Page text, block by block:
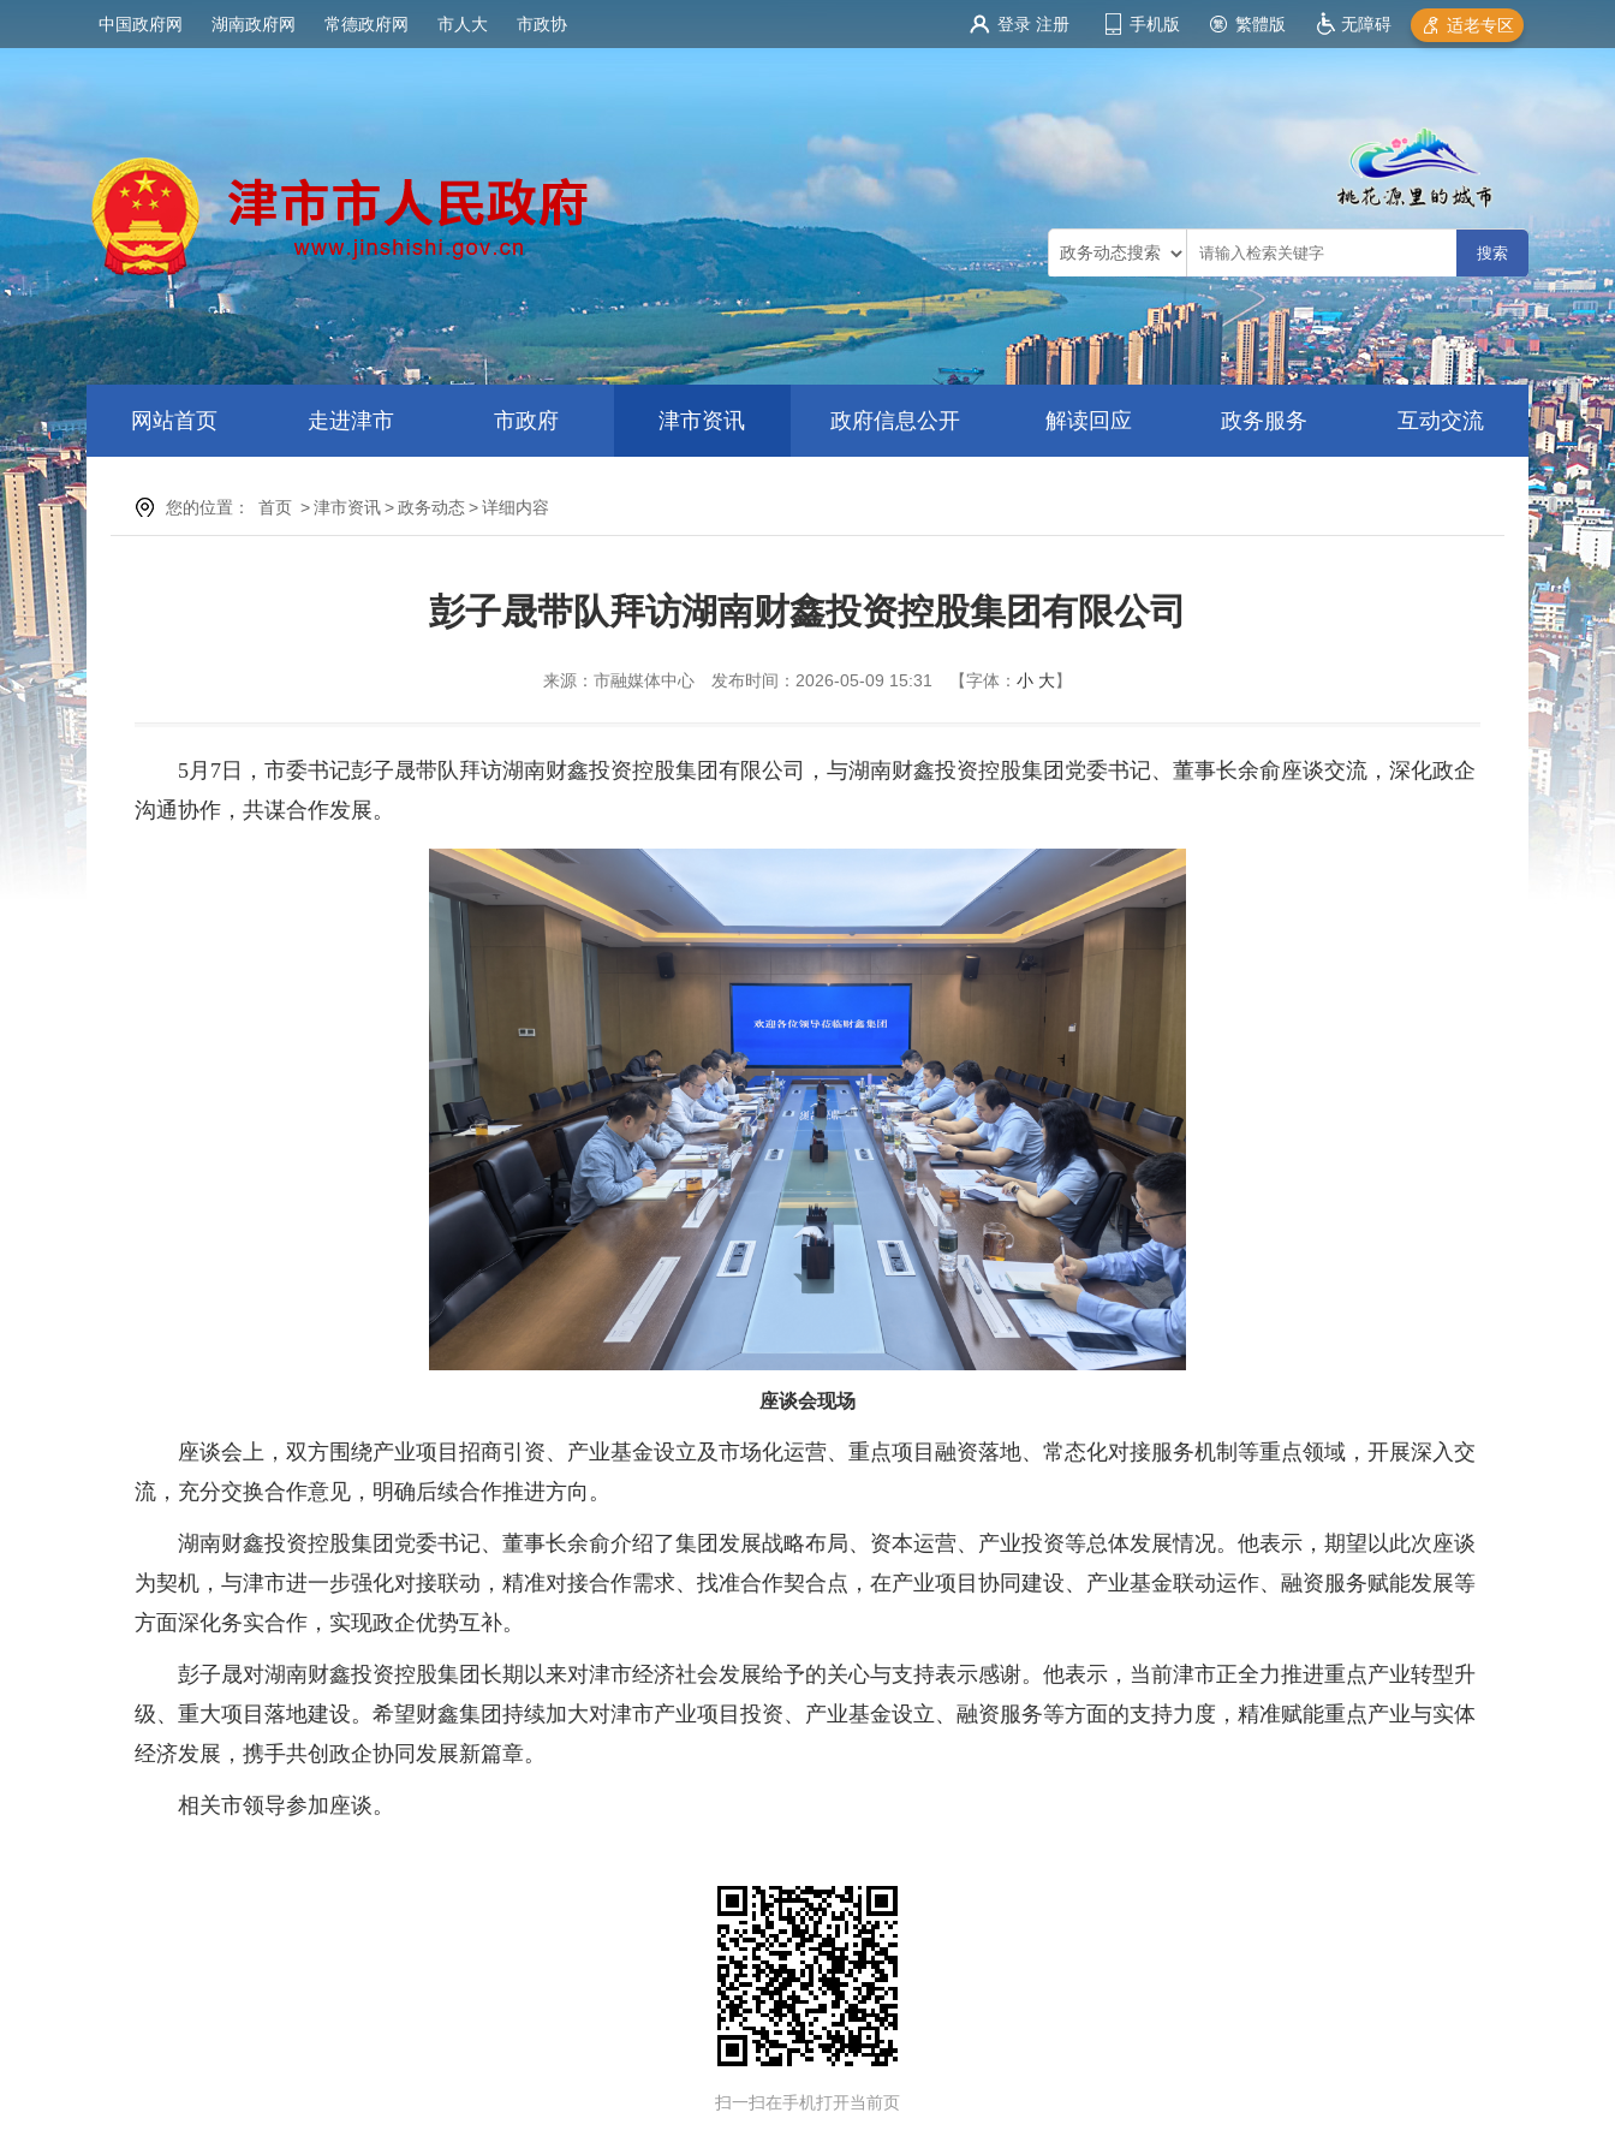
中国政府网 湖南政府网 常德政府网 市人大 市政协 登录 注册 手机版 繁體版 无障碍 适老专区
网站首页 走进津市 市政府 津市资讯 政府信息公开 解读回应 政务服务 互动交流
您的位置： 首页 >津市资讯>政务动态>详细内容
彭子晟带队拜访湖南财鑫投资控股集团有限公司
来源：市融媒体中心 发布时间：2026-05-09 15:31 【字体： 小 大】
5月7日，市委书记彭子晟带队拜访湖南财鑫投资控股集团有限公司，与湖南财鑫投资控股集团党委书记、董事长余俞座谈交流，深化政企
沟通协作，共谋合作发展。
座谈会现场
座谈会上，双方围绕产业项目招商引资、产业基金设立及市场化运营、重点项目融资落地、常态化对接服务机制等重点领域，开展深入交
流，充分交换合作意见，明确后续合作推进方向。
湖南财鑫投资控股集团党委书记、董事长余俞介绍了集团发展战略布局、资本运营、产业投资等总体发展情况。他表示，期望以此次座谈
为契机，与津市进一步强化对接联动，精准对接合作需求、找准合作契合点，在产业项目协同建设、产业基金联动运作、融资服务赋能发展等
方面深化务实合作，实现政企优势互补。
彭子晟对湖南财鑫投资控股集团长期以来对津市经济社会发展给予的关心与支持表示感谢。他表示，当前津市正全力推进重点产业转型升
级、重大项目落地建设。希望财鑫集团持续加大对津市产业项目投资、产业基金设立、融资服务等方面的支持力度，精准赋能重点产业与实体
经济发展，携手共创政企协同发展新篇章。
相关市领导参加座谈。
扫一扫在手机打开当前页